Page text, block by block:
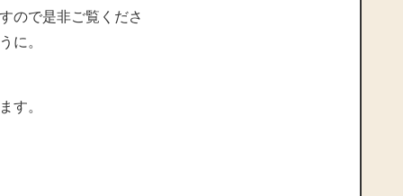
ので是非ご覧くださ
に。
す。